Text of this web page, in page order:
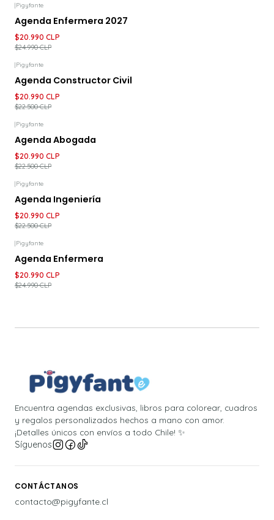
DESCUENTO
|Pigyfante
Agenda Enfermera 2027
$20.990 CLP
$24.990 CLP
DESCUENTO
|Pigyfante
Agenda Constructor Civil
$20.990 CLP
$22.500 CLP
DESCUENTO
|Pigyfante
Agenda Abogada
$20.990 CLP
$22.500 CLP
DESCUENTO
|Pigyfante
Agenda Ingeniería
$20.990 CLP
$22.500 CLP
DESCUENTO
|Pigyfante
Agenda Enfermera
$20.990 CLP
$24.990 CLP
Encuentra agendas exclusivas, libros para colorear, cuadros
y regalos personalizados hechos a mano con amor.
¡Detalles únicos con envíos a todo Chile! ✨
Síguenos
CONTÁCTANOS
contacto@pigyfante.cl